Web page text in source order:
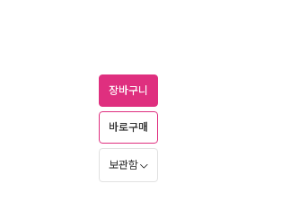
장바구니
바로구매
보관함